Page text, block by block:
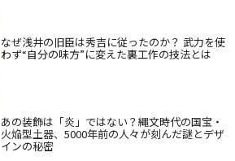
なぜ浅井の旧臣は秀吉に従ったのか？ 武力を使
わず“自分の味方”に変えた裏工作の技法とは
あの装飾は「炎」ではない？縄文時代の国宝・
火焔型土器、5000年前の人々が刻んだ謎とデザ
インの秘密